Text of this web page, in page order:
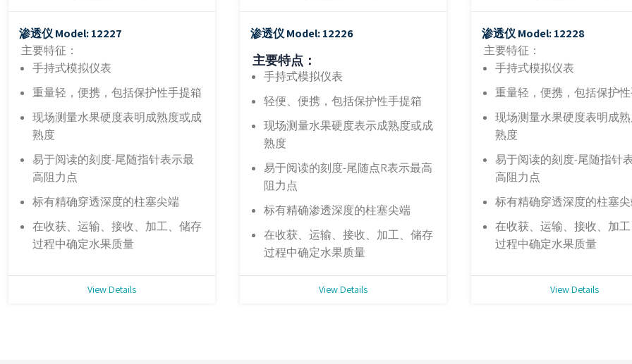
渗透仪Model: 12227
主要特征：
手持式模拟仪表
重量轻，便携，包括保护性手提箱
现场测量水果硬度表明成熟度或成
熟度
易于阅读的刻度-尾随指针表示最
高阻力点
标有精确穿透深度的柱塞尖端
在收获、运输、接收、加工、储存
过程中确定水果质量
View Details
渗透仪Model: 12226
主要特点：
手持式模拟仪表
轻便、便携，包括保护性手提箱
现场测量水果硬度表示成熟度或成
熟度
易于阅读的刻度-尾随点R表示最高
阻力点
标有精确渗透深度的柱塞尖端
在收获、运输、接收、加工、储存
过程中确定水果质量
View Details
渗透仪Model: 12228
主要特征：
手持式模拟仪表
重量轻，便携，包括保护
现场测量水果硬度表明成
熟度
易于阅读的刻度-尾随指针
高阻力点
标有精确穿透深度的柱塞
在收获、运输、接收、加
过程中确定水果质量
View Details